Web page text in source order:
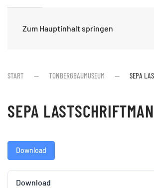
Zum Hauptinhalt springen
START TONBERGBAUMUSEUM SEPA
SEPA
Download
Download